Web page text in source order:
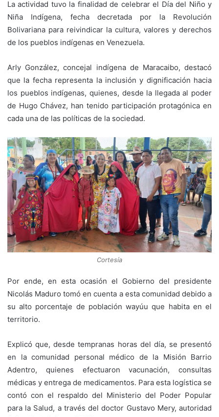
La actividad tuvo la finalidad de celebrar el Día del Niño y
Niña Indígena, fecha decretada por la Revolución
Bolivariana para reivindicar la cultura, valores y derechos
de los pueblos indígenas en Venezuela.
Arly González, concejal indígena de Maracaibo, destacó
que la fecha representa la inclusión y dignificación hacia
los pueblos indígenas, quienes, desde la llegada al poder
de Hugo Chávez, han tenido participación protagónica en
cada una de las políticas de la sociedad.
Cortesía
Por ende, en esta ocasión el Gobierno del presidente
Nicolás Maduro tomó en cuenta a esta comunidad debido a
su alto porcentaje de población wayúu que habita en el
territorio.
Explicó que, desde tempranas horas del día, se presentó
en la comunidad personal médico de la Misión Barrio
Adentro, quienes efectuaron vacunación, consultas
médicas y entrega de medicamentos. Para esta logística se
contó con el respaldo del Ministerio del Poder Popular
para la Salud, a través del doctor Gustavo Mery, autoridad